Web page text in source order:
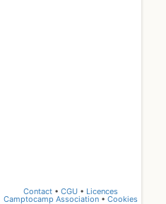
Contact • CGU • Licences
Camptocamp Association • Cookies